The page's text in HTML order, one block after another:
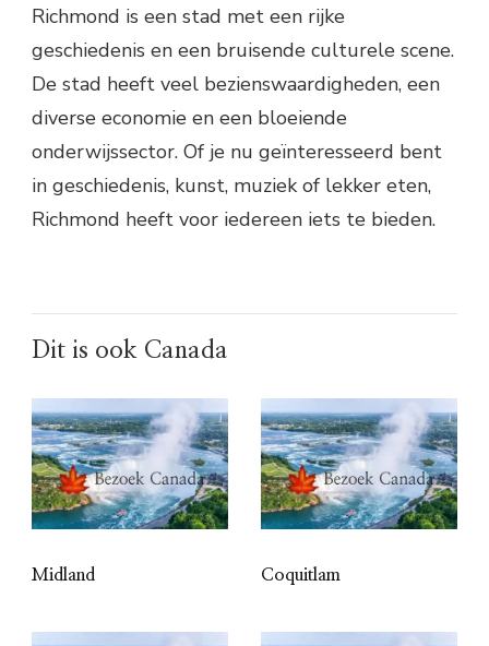
Richmond is een stad met een rijke
geschiedenis en een bruisende culturele scene.
De stad heeft veel bezienswaardigheden, een
diverse economie en een bloeiende
onderwijssector. Of je nu geïnteresseerd bent
in geschiedenis, kunst, muziek of lekker eten,
Richmond heeft voor iedereen iets te bieden.
Dit is ook Canada
Midland Coquitlam